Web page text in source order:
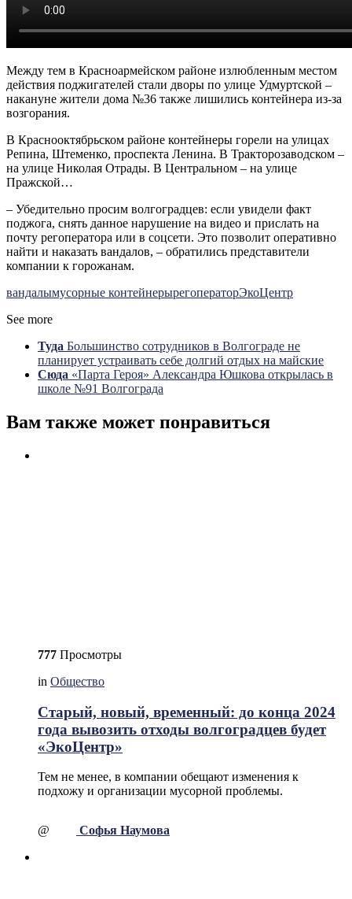
Между тем в Красноармейском районе излюбленным местом
действия поджигателей стали дворы по улице Удмуртской –
накануне жители дома №36 также лишились контейнера из-за
возгорания.
В Краснооктябрьском районе контейнеры горели на улицах
Репина, Штеменко, проспекта Ленина. В Тракторозаводском –
на улице Николая Отрады. В Центральном – на улице
Пражской…
– Убедительно просим волгоградцев: если увидели факт
поджога, снять данное нарушение на видео и прислать на
почту регоператора или в соцсети. Это позволит оперативно
найти и наказать вандалов, – обратились представители
компании к горожанам.
вандалымусорные контейнерырегоператорЭкоЦентр
See more
Туда Большинство сотрудников в Волгограде не
планирует устраивать себе долгий отдых на майские
Сюда «Парта Героя» Александра Юшкова открылась в
школе №91 Волгограда
Вам также может понравиться
777 Просмотры
in Общество
Старый, новый, временный: до конца 2024
года вывозить отходы волгоградцев будет
«ЭкоЦентр»
Тем не менее, в компании обещают изменения к
подхожу и организации мусорной проблемы.
@ Софья Наумова